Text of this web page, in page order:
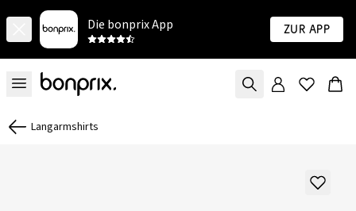
Die bonprix App Zur App
Langarmshirts